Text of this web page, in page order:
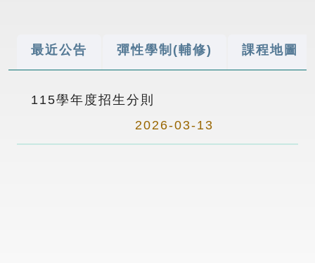
最近公告 彈性學制(輔修) 課程地圖
115學年度招生分則
2026-03-13